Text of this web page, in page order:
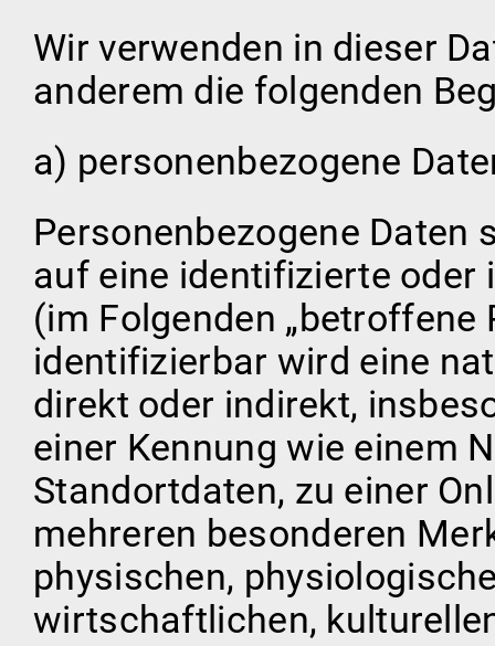
Wir verwenden in dieser
anderem die folgenden
a) personenbezogene
Personenbezogene Daten
auf eine identifizierte
(im Folgenden „betroffene
identifizierbar wird eine
direkt oder indirekt,
einer Kennung wie einem
Standortdaten, zu einer
mehreren besonderen
physischen,
wirtschaftlichen,